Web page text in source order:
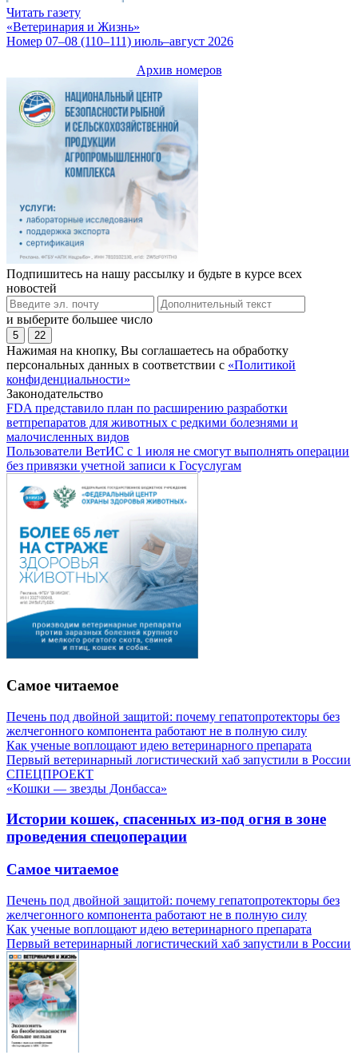
Читать газету
«Ветеринария и Жизнь»
Номер 07–08 (110–111) июль–август 2026
Архив номеров
Подпишитесь на нашу рассылку и будьте в курсе всех
новостей
и выберите большее число
5 22
Нажимая на кнопку, Вы соглашаетесь на обработку
персональных данных в соответствии с «Политикой
конфиденциальности»
Законодательство
FDA представило план по расширению разработки
ветпрепаратов для животных с редкими болезнями и
малочисленных видов
Пользователи ВетИС с 1 июля не смогут выполнять операции
без привязки учетной записи к Госуслугам
Самое читаемое
Печень под двойной защитой: почему гепатопротекторы без
желчегонного компонента работают не в полную силу
Как ученые воплощают идею ветеринарного препарата
Первый ветеринарный логистический хаб запустили в России
СПЕЦПРОЕКТ
«Кошки — звезды Донбасса»
Истории кошек, спасенных из-под огня в зоне
проведения спецоперации
Самое читаемое
Печень под двойной защитой: почему гепатопротекторы без
желчегонного компонента работают не в полную силу
Как ученые воплощают идею ветеринарного препарата
Первый ветеринарный логистический хаб запустили в России